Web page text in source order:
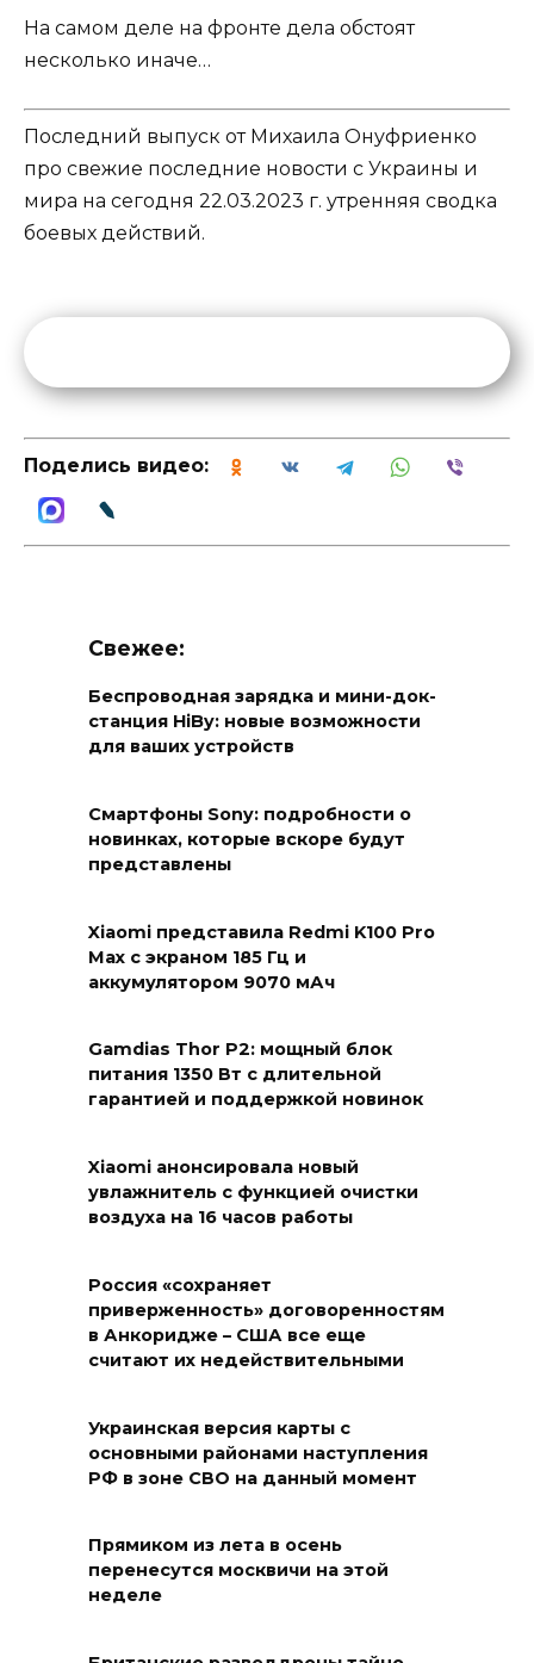
На самом деле на фронте дела обстоят
несколько иначе…
Последний выпуск от Михаила Онуфриенко
про свежие последние новости с Украины и
мира на сегодня 22.03.2023 г. утренняя сводка
боевых действий.
Поделись видео:
Свежее:
Беспроводная зарядка и мини-док-
станция HiBy: новые возможности
для ваших устройств
Смартфоны Sony: подробности о
новинках, которые вскоре будут
представлены
Xiaomi представила Redmi K100 Pro
Max с экраном 185 Гц и
аккумулятором 9070 мАч
Gamdias Thor P2: мощный блок
питания 1350 Вт с длительной
гарантией и поддержкой новинок
Xiaomi анонсировала новый
увлажнитель с функцией очистки
воздуха на 16 часов работы
Россия «сохраняет
приверженность» договоренностям
в Анкоридже – США все еще
считают их недействительными
Украинская версия карты с
основными районами наступления
РФ в зоне СВО на данный момент
Прямиком из лета в осень
перенесутся москвичи на этой
неделе